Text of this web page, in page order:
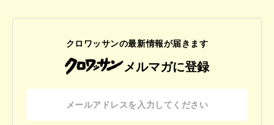
クロワッサンの最新情報が届きます
メルマガに登録